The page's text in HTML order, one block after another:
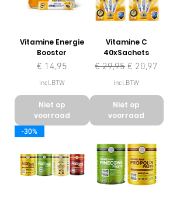
Vitamine Energie
Booster
Prijs
€ 14,95
incl.BTW
Niet op
voorraad
Vitamine C
40xSachets
Normale prijs
€ 29,95 Verkoopprijs
€ 20,97
incl.BTW
Niet op
voorraad
-30%